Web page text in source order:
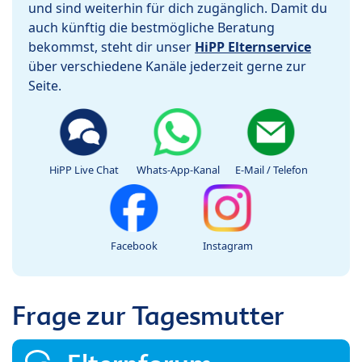
und sind weiterhin für dich zugänglich. Damit du
auch künftig die bestmögliche Beratung
bekommst, steht dir unser HiPP Elternservice
über verschiedene Kanäle jederzeit gerne zur
Seite.
HiPP Live Chat Whats-App-Kanal E-Mail / Telefon
Facebook Instagram
Frage zur Tagesmutter